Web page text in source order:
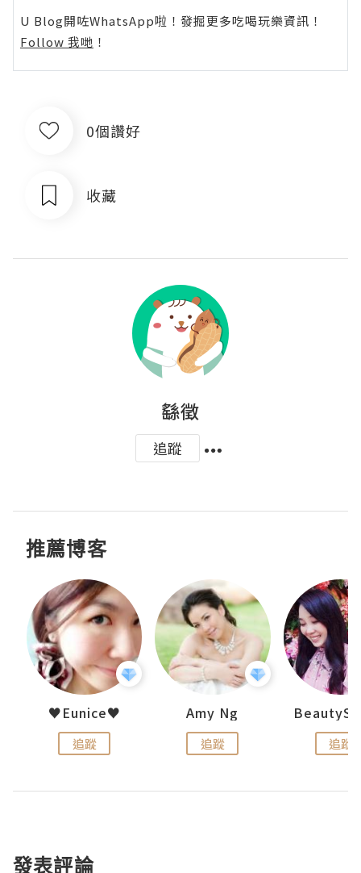
U Blog開咗WhatsApp啦！發掘更多吃喝玩樂資訊！
Follow 我哋 ！
0個讚好
收藏
繇徵
追蹤
推薦博客
♥Eunice♥
追蹤
Amy Ng
追蹤 追蹤
發表評論